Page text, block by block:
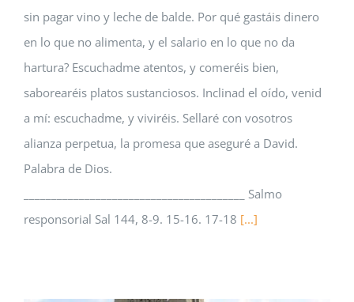
sin pagar vino y leche de balde. Por qué gastáis dinero
en lo que no alimenta, y el salario en lo que no da
hartura? Escuchadme atentos, y comeréis bien,
saborearéis platos sustanciosos. Inclinad el oído, venid
a mí: escuchadme, y viviréis. Sellaré con vosotros
alianza perpetua, la promesa que aseguré a David.
Palabra de Dios.
________________________________________ Salmo
responsorial Sal 144, 8-9. 15-16. 17-18 [...]